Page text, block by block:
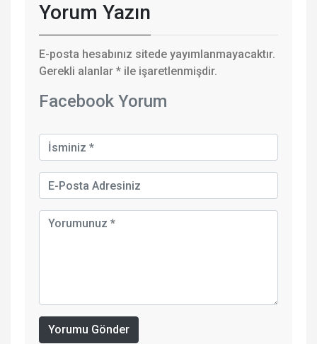
Yorum Yazın
E-posta hesabınız sitede yayımlanmayacaktır.
Gerekli alanlar * ile işaretlenmişdir.
Facebook Yorum
Yorumu Gönder